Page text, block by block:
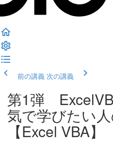
前の講義 次の講義
第1弾
気で学びたい
【Excel VBA】